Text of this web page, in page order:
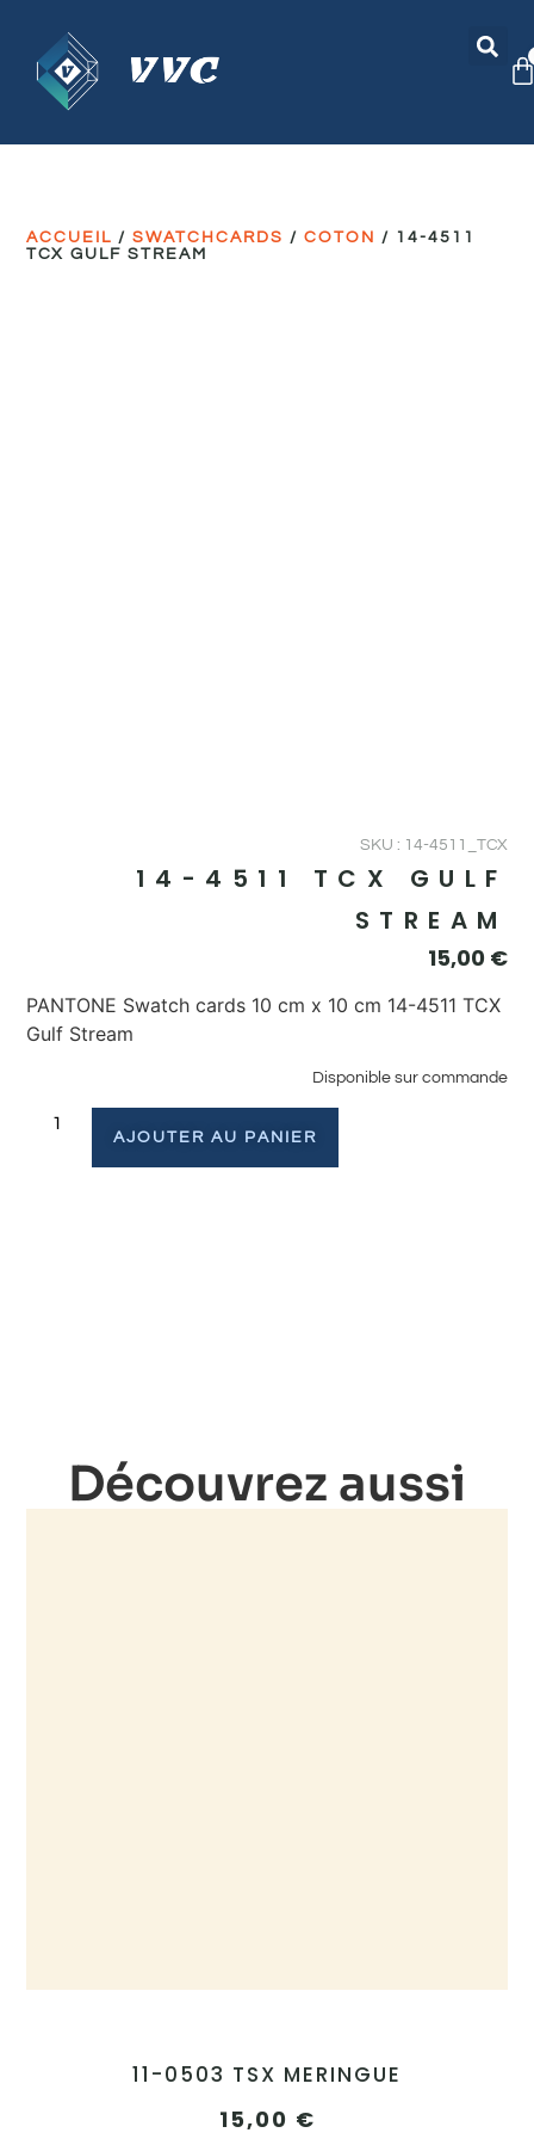
ACCUEIL /SWATCHCARDS /COTON / 14-4511
TCX GULF STREAM
SKU : 14-4511_TCX
14-4511 TCX GULF
STREAM
15,00 €
PANTONE Swatch cards 10 cm x 10 cm 14-4511 TCX
Gulf Stream
Disponible sur commande
AJOUTER AU PANIER
Découvrez aussi
11-0503 TSX MERINGUE
15,00 €